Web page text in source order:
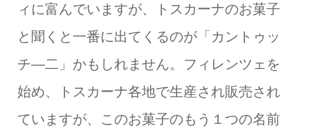
ィに富んでいますが、トスカーナのお菓子
と聞くと一番に出てくるのが「カントゥッ
チ―二」かもしれません。フィレンツェを
始め、トスカーナ各地で生産され販売され
ていますが、このお菓子のもう１つの名前